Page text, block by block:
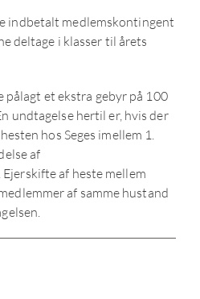
indbetalt medlemskontingent
deltage i klasser til årets
pålagt et ekstra gebyr på 100
undtagelse hertil er, hvis der
hos Seges imellem 1.
af
af heste mellem
af samme hustand